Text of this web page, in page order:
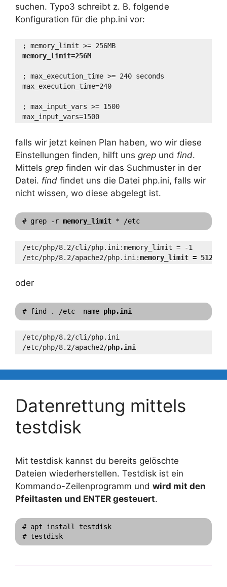
suchen. Typo3 schreibt z. B. folgende
Konfiguration für die php.ini vor:
; memory_limit >= 256MB
memory_limit=256M
; max_execution_time >= 240 seconds
max_execution_time=240
; max_input_vars >= 1500
max_input_vars=1500
falls wir jetzt keinen Plan haben, wo wir diese
Einstellungen finden, hilft uns grep und find.
Mittels grep finden wir das Suchmuster in der
Datei. find findet uns die Datei php.ini, falls wir
nicht wissen, wo diese abgelegt ist.
# grep -r memory_limit * /etc
/etc/php/8.2/cli/php.ini:memory_limit = -1
/etc/php/8.2/apache2/php.ini:memory_limit = 512M
oder
# find . /etc -name php.ini
/etc/php/8.2/cli/php.ini
/etc/php/8.2/apache2/php.ini
Datenrettung mittels
testdisk
Mit testdisk kannst du bereits gelöschte
Dateien wiederherstellen. Testdisk ist ein
Kommando-Zeilenprogramm und wird mit den
Pfeiltasten und ENTER gesteuert.
# apt install testdisk
# testdisk